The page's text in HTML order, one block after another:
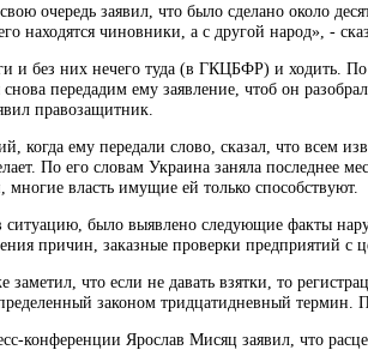
очередь заявил, что было сделано около
находятся чиновники, а с другой народ», -
и без них нечего туда (в ГКЦБФР) и ходить.
передадим ему заявление, чтоб он
правозащитник.
когда ему передали слово, сказал, что всем
По его словам Украина заняла последнее
многие власть имущие ей только способствуют.
ситуацию, было выявлено следующие факты
причин, заказные проверки предприятий
заметил, что если не давать взятки, то
законом тридцатидневный термин.
конференции Ярослав Мисяц заявил, что